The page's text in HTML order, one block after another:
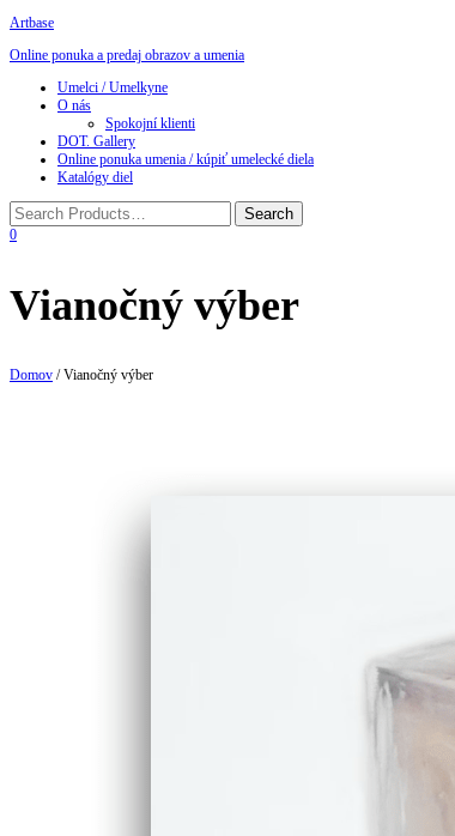
Artbase
Online ponuka a predaj obrazov a umenia
Toggle
navigation
Umelci / Umelkyne
O nás
Spokojní klienti
DOT. Gallery
Online ponuka umenia / kúpiť umelecké diela
Katalógy diel
0
Vianočný výber
Domov / Vianočný výber